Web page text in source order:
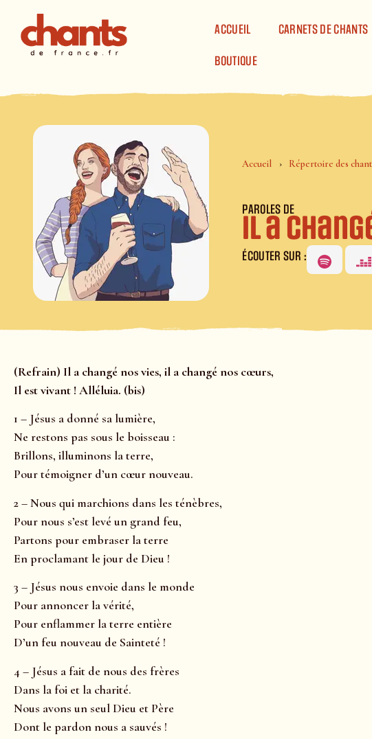
ACCUEIL
CARNETS DE CHANTS
BOUTIQUE
Accueil Répertoire des
PAROLES DE
Il a
ÉCOUTER SUR :
(Refrain) Il a changé nos vies, il a changé nos cœurs,
Il est vivant ! Alléluia. (bis)
1 – Jésus a donné sa lumière,
Ne restons pas sous le boisseau :
Brillons, illuminons la terre,
Pour témoigner d’un cœur nouveau.
2 – Nous qui marchions dans les ténèbres,
Pour nous s’est levé un grand feu,
Partons pour embraser la terre
En proclamant le jour de Dieu !
3 – Jésus nous envoie dans le monde
Pour annoncer la vérité,
Pour enflammer la terre entière
D’un feu nouveau de Sainteté !
4 – Jésus a fait de nous des frères
Dans la foi et la charité.
Nous avons un seul Dieu et Père
Dont le pardon nous a sauvés !